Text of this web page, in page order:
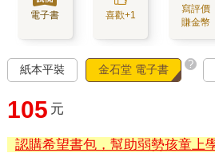
電子書 喜歡+1
寫評價
賺金幣
紙本平裝 金石堂 電子書 ?
105 元
認購希望書包，幫助弱勢孩童上